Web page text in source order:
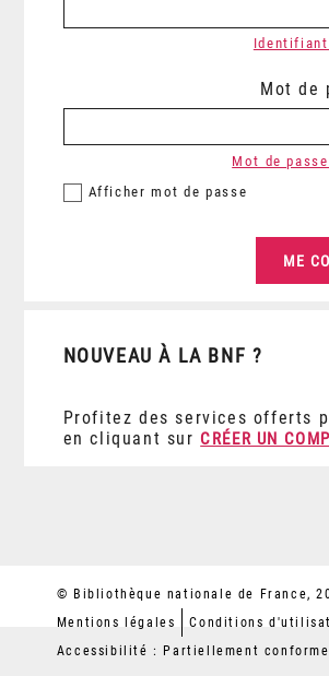
Mot de
Afficher mot de passe
Mot de
NOUVEAU À LA BNF ?
Profitez des services offerts
en cliquant sur CRÉER UN
© Bibliothèque nationale de France,
Mentions légales
Conditions
Accessibilité : Partiellement conforme